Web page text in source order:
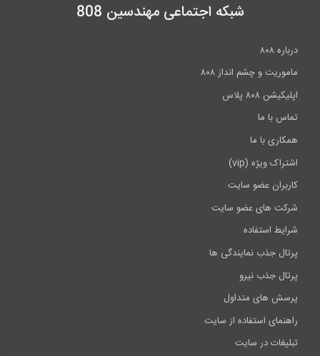
شبکه اجتماعی مهندسین 808
درباره ۸۰۸
ماموریت و چشم انداز ۸۰۸
اپلیکیشن ۸۰۸ پلاس
تماس با ما
همکاری با ما
اشتراک ویژه (vip)
کاربران عضو سایت
شرکت های عضو سایت
شرایط استفاده
پرتال جذب نمایندگی ها
پرتال جذب نیرو
پرسش های متداول
راهنمای استفاده از سایت
تبلیغات در سایت